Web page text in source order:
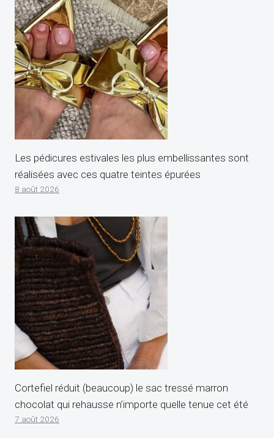
Les pédicures estivales les plus embellissantes sont
réalisées avec ces quatre teintes épurées
8 août 2026
Cortefiel réduit (beaucoup) le sac tressé marron
chocolat qui rehausse n’importe quelle tenue cet été
7 août 2026